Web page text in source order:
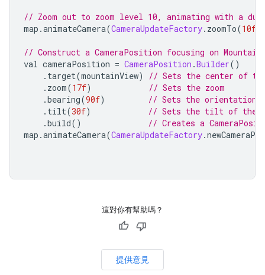
// Zoom out to zoom level 10, animating with a
map .animateCamera(CameraUpdateFactory. zoomTo(10f
// Construct a CameraPosition focusing on
val cameraPosition = CameraPosition .Builder()
. target(mountainView)
// Sets the center of the
. zoom(17f)
// Sets the zoom
.bearing(90f)
// Sets the orientation
. tilt(30f)
// Sets the tilt of the
.build()
// Creates a
map .animateCamera(CameraUpdateFactory.
這對你有幫助嗎？
提供意見